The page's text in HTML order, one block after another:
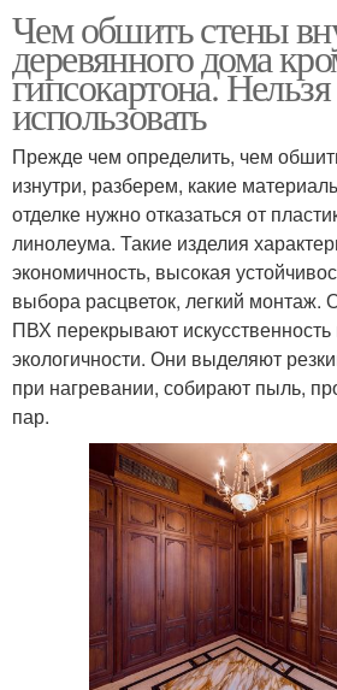
Чем обшить стены
деревянного дома
гипсокартона. Нельзя
использовать
Прежде чем определить, чем
изнутри, разберем, какие
отделке нужно отказаться от
линолеума. Такие изделия
экономичность, высокая
выбора расцветок, легкий монтаж.
ПВХ перекрывают искусственность
экологичности. Они выделяют
при нагревании, собирают пыль,
пар.